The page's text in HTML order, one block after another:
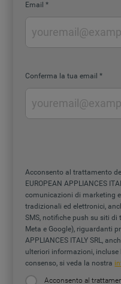
Email
Conferma la tua email
Acconsento al trattamento
EUROPEAN APPLIANCES
comunicazioni di marketing
tradizionali ed elettronici,
SMS, notifiche push su siti
Meta e Google), riguardanti
APPLIANCES ITALY SRL,
ulteriori informazioni, incluse
consenso, si veda la nostra
Acconsento al